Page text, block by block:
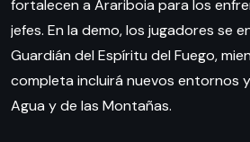
fortalecen a Arariboia para los
jefes. En la demo, los jugadores se
Guardián del Espíritu del Fuego,
completa incluirá nuevos entornos
Agua y de las Montañas.